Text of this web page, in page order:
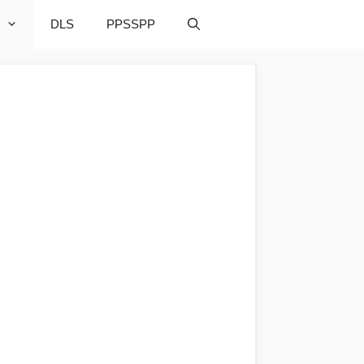
DLS PPSSPP